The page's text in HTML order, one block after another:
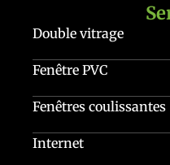
Double vitrage
Fenêtre PVC
Fenêtres coulissantes
Internet